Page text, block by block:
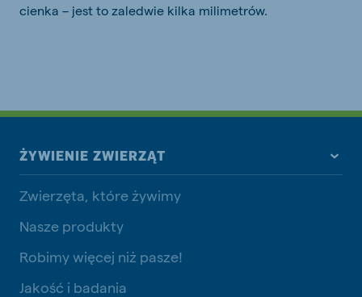
cienka – jest to zaledwie kilka milimetrów.
ŻYWIENIE ZWIERZĄT
Zwierzęta, które żywimy
Nasze produkty
Robimy więcej niż pasze!
Jakość i badania